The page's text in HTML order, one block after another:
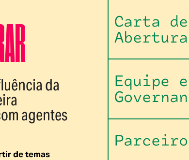
Carta de
Abertura
Equipe e
da
agentes
de temas